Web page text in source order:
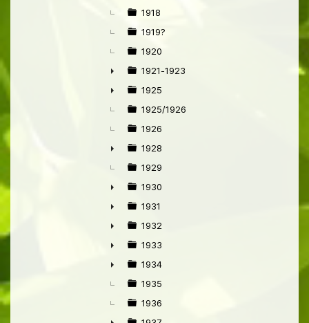
1918
1919?
1920
►
1921-1923
►
1925
1925/1926
1926
►
1928
1929
►
1930
►
1931
►
1932
►
1933
►
1934
1935
1936